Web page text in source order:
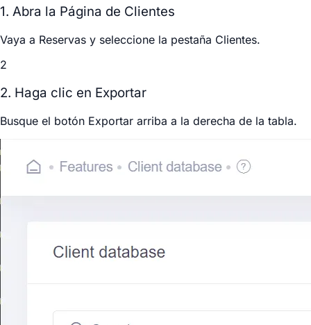
1. Abra la Página de Clientes
Vaya a Reservas y seleccione la pestaña Clientes.
2
2. Haga clic en Exportar
Busque el botón Exportar arriba a la derecha de la tabla.